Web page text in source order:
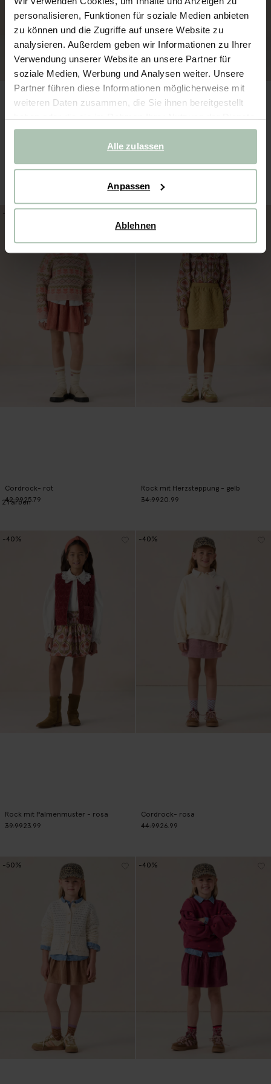
personalisieren, Funktionen für soziale Medien anbieten
zu können und die Zugriffe auf unsere Website zu
analysieren. Außerdem geben wir Informationen zu Ihrer
Verwendung unserer Website an unsere Partner für
soziale Medien, Werbung und Analysen weiter. Unsere
Partner führen diese Informationen möglicherweise mit
weiteren Daten zusammen, die Sie ihnen bereitgestellt
haben oder die sie im Rahmen Ihrer Nutzung der Dienste
gesammelt haben.
Alle zulassen
Anpassen
Ablehnen
Tüllrock - rot
Jeansrock - dunkelblau
Cordrock- rot
42.9925.79
-40%
2Farben
Rock mit Herzsteppung - gelb
34.9920.99
Rock mit Palmenmuster - rosa
39.9923.99
-40%
Cordrock- rosa
44.9926.99
-40%
-50% -40%